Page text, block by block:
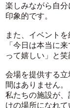
楽しみながら自
印象的です。
また、イベント
「今日は本当に
って嬉しい」と
会場を提供する
間はありません。
私たちの施設が
けの場所になれ